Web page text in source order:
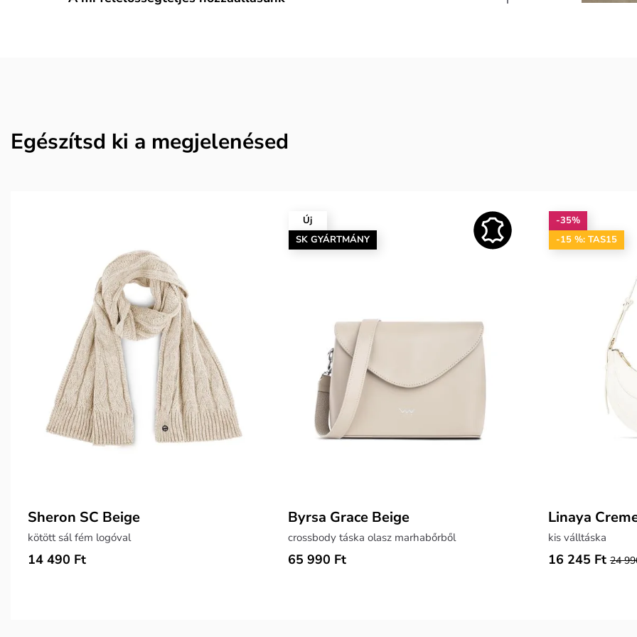
Egészítsd ki a megjelenésed
Sheron SC Beige
kötött sál fém logóval
14 490 Ft
Új
SK GYÁRTMÁNY
Byrsa Grace Beige
crossbody táska olasz marhabőrből
65 990 Ft
-35%
-15 %: TAS15
Linaya
kis válltáska
16 245 Ft 24